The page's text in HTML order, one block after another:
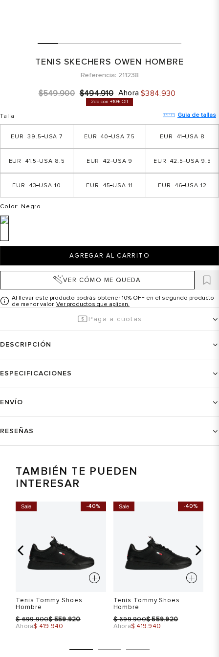
TENIS SKECHERS OWEN HOMBRE
Referencia 211238
$549.900 $494.910 Ahora $384.930
2do con +10% Off
Talla Guia de tallas
7
39.5 7.5
40 8
41
8.5
41.5 9
42 9.5
42.5
10
43 11
45 12
46
Color: Negro
AGREGAR AL CARRITO
VER CÓMO ME QUEDA
Al llevar este producto podrás obtener 10% OFF en el segundo producto
de menor valor. Ver productos que aplican.
Paga a cuotas
DESCRIPCIÓN
ESPECIFICACIONES
ENVÍO
RESEÑAS
TAMBIÉN TE PUEDEN
INTERESAR
-40%
Sale
Tenis Tommy Shoes
Hombre
$699.900$559.920
Ahora$ 419.940
-40%
Sale
Tenis Tommy Shoes
Hombre
$699.900$559.920
Ahora$ 419.940